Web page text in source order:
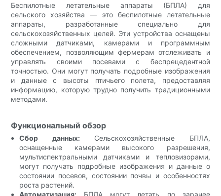
Беспилотные летательные аппараты (БПЛА) для
сельского хозяйства — это беспилотные летательные
аппараты, разработанные специально для
сельскохозяйственных целей. Эти устройства оснащены
сложными датчиками, камерами и программным
обеспечением, позволяющим фермерам отслеживать и
управлять своими посевами с беспрецедентной
точностью. Они могут получать подробные изображения
и данные с высоты птичьего полета, предоставляя
информацию, которую трудно получить традиционными
методами.
Функциональный обзор
Сбор данных:Сельскохозяйственные БПЛА,
оснащенные камерами высокого разрешения,
мультиспектральными датчиками и тепловизорами,
могут получать подробные изображения и данные о
состоянии посевов, состоянии почвы и особенностях
роста растений.
Автоматизация: БПЛА могут летать по заранее